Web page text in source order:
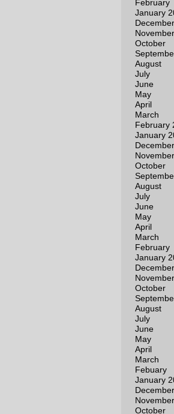
February
January
November
October
August
July
June
May
April
March
February
January
December
November
October
August
July
June
May
April
March
February
January
December
November
October
August
July
June
May
April
March
Febuary
January
November
October